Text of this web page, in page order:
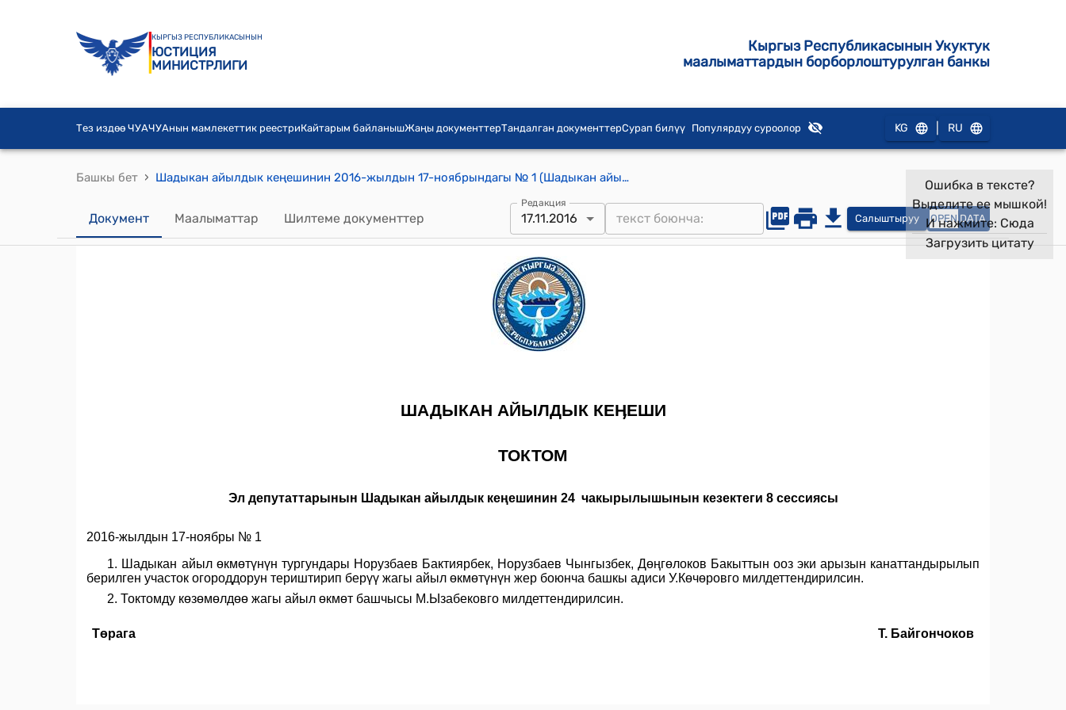
КЫРГЫЗ РЕСПУБЛИКАСЫНЫН
ЮСТИЦИЯ
МИНИСТРЛИГИ
Кыргыз Республикасынын Укуктук
маалыматтардын борборлоштурулган банкы
Тез издөө ЧУАЧУАнын мамлекеттик реестриКайтарым байланышЖаңы документтерТандалган документтерСурап билүү Популярдуу суроолор KG RU
Башкы бет › Шадыкан айылдык кеңешинин 2016-жылдын 17-ноябрындагы № 1 (Шадыкан айыл өкмөтүнүн тургундары Норузбаев Бактиярбек, Норузбаев Чынгызбек, Дөңгөлоков Бакыттын ооз эки арызын канаттандырылып берилген участок огороддорун териштирип берүү жөнүндө) токтому
Документ Маалыматтар Шилтеме документтер
Редакция
17.11.2016 Салыштыруу OPEN DATA
Ошибка в тексте?
Выделите ее мышкой!
И нажмите: Сюда
Загрузить цитату